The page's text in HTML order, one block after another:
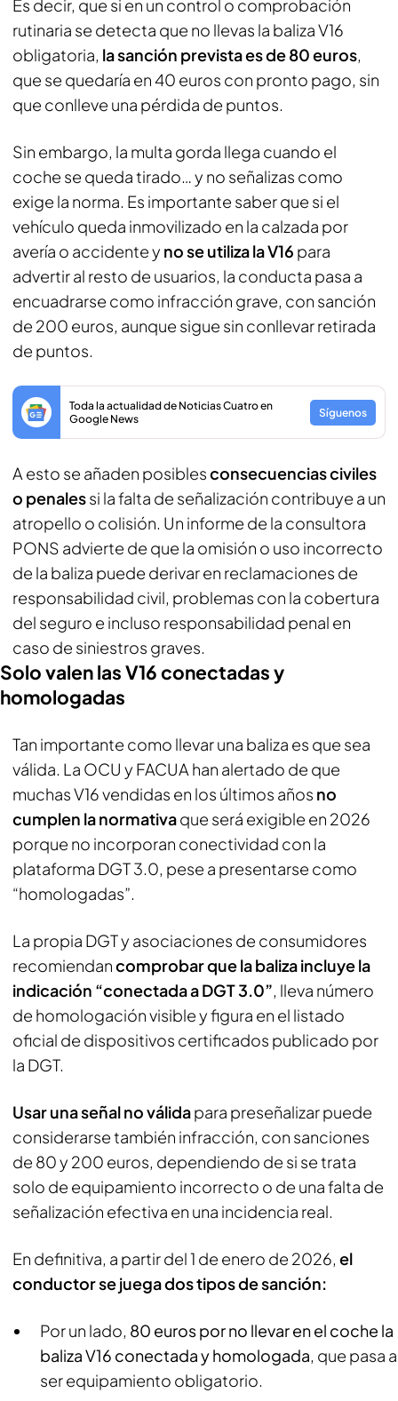
Es decir, que si en un control o comprobación
rutinaria se detecta que no llevas la baliza V16
obligatoria, la sanción prevista es de 80 euros,
que se quedaría en 40 euros con pronto pago, sin
que conlleve una pérdida de puntos.
Sin embargo, la multa gorda llega cuando el
coche se queda tirado… y no señalizas como
exige la norma. Es importante saber que si el
vehículo queda inmovilizado en la calzada por
avería o accidente y no se utiliza la V16 para
advertir al resto de usuarios, la conducta pasa a
encuadrarse como infracción grave, con sanción
de 200 euros, aunque sigue sin conllevar retirada
de puntos.
Toda la actualidad de Noticias Cuatro en
Google News
Síguenos
A esto se añaden posiblesconsecuencias civiles
o penalessi la falta de señalización contribuye a un
atropello o colisión. Un informe de la consultora
PONS advierte de que la omisión o uso incorrecto
de la baliza puede derivar en reclamaciones de
responsabilidad civil, problemas con la cobertura
del seguro e incluso responsabilidad penal en
caso de siniestros graves.
Solo valen las V16 conectadas y
homologadas
Tan importante como llevar una baliza es que sea
válida. La OCU y FACUA han alertado de que
muchas V16 vendidas en los últimos años no
cumplen la normativaque será exigible en 2026
porque no incorporan conectividad con la
plataforma DGT 3.0, pese a presentarse como
“homologadas”.
La propia DGT y asociaciones de consumidores
recomiendancomprobar que la baliza incluye la
indicación “conectada a DGT 3.0”, lleva número
de homologación visible y figura en el listado
oficial de dispositivos certificados publicado por
la DGT.
Usar una señal no válidapara preseñalizar puede
considerarse también infracción, con sanciones
de 80 y 200 euros, dependiendo de si se trata
solo de equipamiento incorrecto o de una falta de
señalización efectiva en una incidencia real.
En definitiva, a partir del 1 de enero de 2026, el
conductor se juega dos tipos de sanción:
Por un lado, 80 euros por no llevar en el coche la
baliza V16 conectada y homologada, que pasa a
ser equipamiento obligatorio.